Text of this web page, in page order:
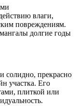
влаги,
повреждениям.
долгие годы
солидно, прекрасно
участка. Его
плиткой или